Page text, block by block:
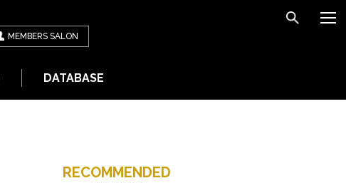
MEMBERS SALON
DATABASE
RECOMMENDED